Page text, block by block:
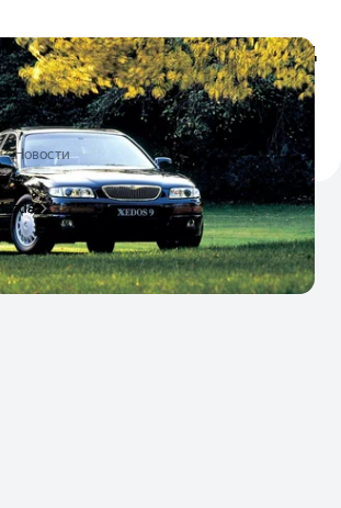
одну Мазду. Но ей 21 год
отзывная кампания, под которую
редкий седан Mazda Xedos 9
Новости
Xedos 9